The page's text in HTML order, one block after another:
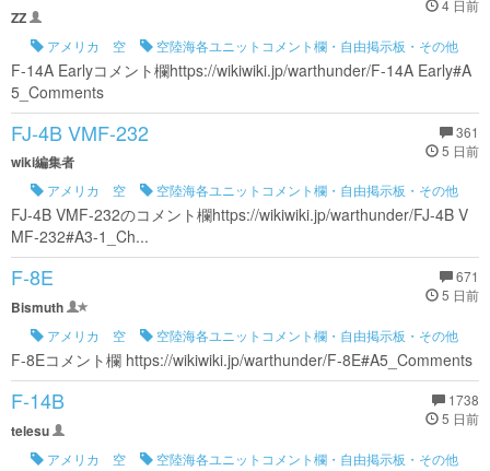
4 日前
ZZ
アメリカ 空 空陸海各ユニットコメント欄・自由掲示板・その他
F-14A Earlyコメント欄https://wikiwiki.jp/warthunder/F-14A Early#A
5_Comments
361
5 日前
FJ-4B VMF-232
wiki編集者
アメリカ 空 空陸海各ユニットコメント欄・自由掲示板・その他
FJ-4B VMF-232のコメント欄https://wikiwiki.jp/warthunder/FJ-4B V
MF-232#A3-1_Ch...
671
5 日前
F-8E
Bismuth
アメリカ 空 空陸海各ユニットコメント欄・自由掲示板・その他
F-8Eコメント欄 https://wikiwiki.jp/warthunder/F-8E#A5_Comments
1738
5 日前
F-14B
telesu
アメリカ 空 空陸海各ユニットコメント欄・自由掲示板・その他